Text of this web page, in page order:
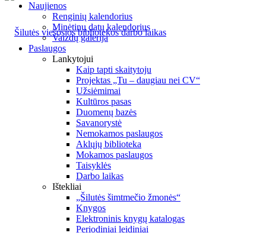
Naujienos
Renginių kalendorius
Minėtinų datų kalendorius
Vaizdų galerija
Paslaugos
Lankytojui
Kaip tapti skaitytoju
Projektas „Tu – daugiau nei CV“
Užsiėmimai
Kultūros pasas
Duomenų bazės
Savanorystė
Nemokamos paslaugos
Aklųjų biblioteka
Mokamos paslaugos
Taisyklės
Darbo laikas
Ištekliai
„Šilutės šimtmečio žmonės“
Knygos
Elektroninis knygų katalogas
Periodiniai leidiniai